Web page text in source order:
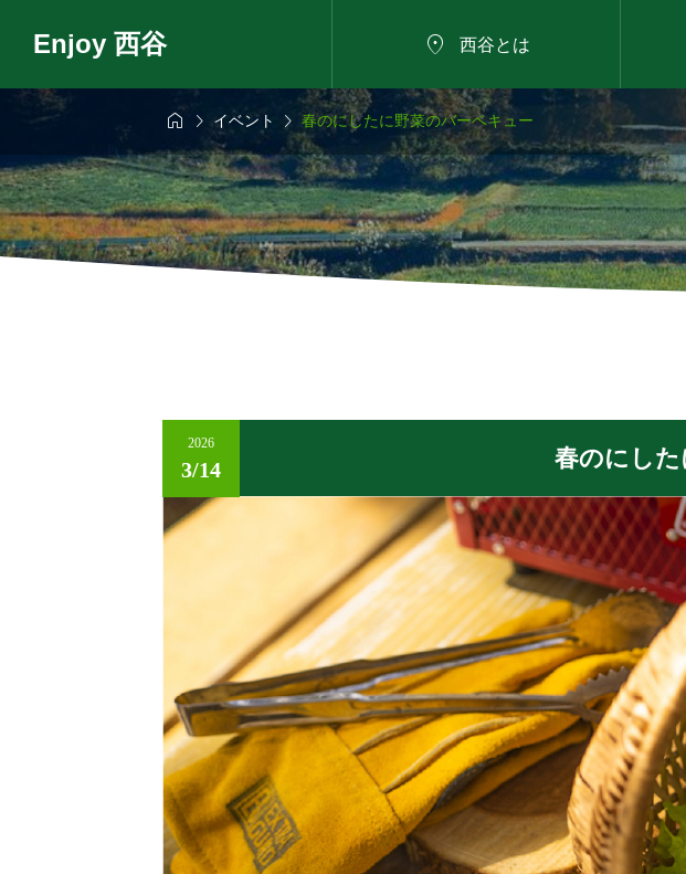
Enjoy 西谷  西谷とは
話せるにした
ば
2026年8月8日
夏の植物観察会

 イベント  春のにしたに野菜のバーベキュー
2026
3/14 春のにし